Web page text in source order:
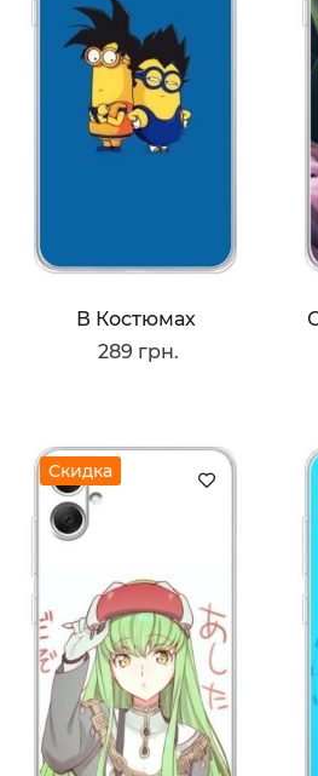
В Костюмах
289 грн.
Скидка